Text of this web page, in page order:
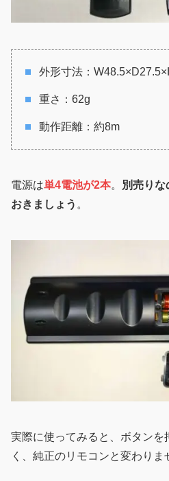
外形寸法：
重さ：62g
動作距離：約8m
電源は単4電池が2本。
別売り
おきましょう 。
実際に使ってみると、ボタンを
く、純正のリモコンと変わりま